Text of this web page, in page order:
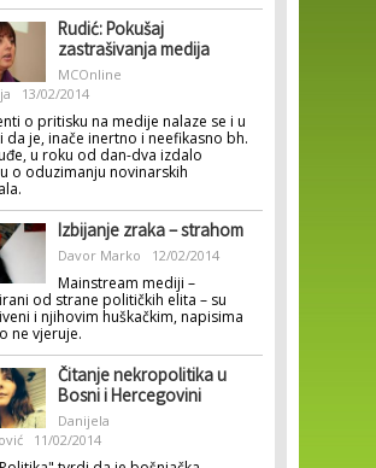
Rudić: Pokušaj
zastrašivanja medija
MCOnline
13/02/2014
o pritisku na medije nalaze se i u
da je, inače inertno i neefikasno bh.
u roku od dan-dva izdalo
o oduzimanju novinarskih
Izbijanje zraka – strahom
Davor Marko 12/02/2014
Mainstream mediji –
od strane političkih elita – su
i njihovim huškačkim, napisima
ne vjeruje.
Čitanje nekropolitika u
Bosni i Hercegovini
Danijela
11/02/2014